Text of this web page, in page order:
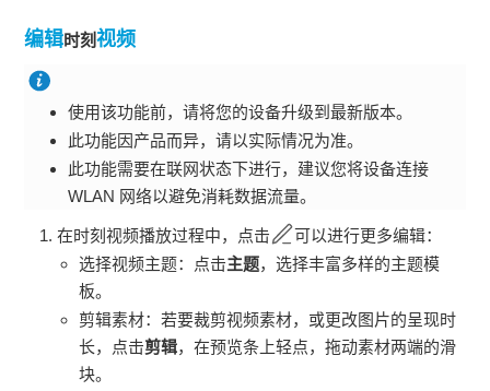
编辑时刻视频
使用该功能前，请将您的设备升级到最新版本。
此功能因产品而异，请以实际情况为准。
此功能需要在联网状态下进行，建议您将设备连接
WLAN 网络以避免消耗数据流量。
在时刻视频播放过程中，点击
可以进行更多编辑：
选择视频主题：点击主题，选择丰富多样的主题模
板。
剪辑素材：若要裁剪视频素材，或更改图片的呈现时
长，点击剪辑，在预览条上轻点，拖动素材两端的滑
块。